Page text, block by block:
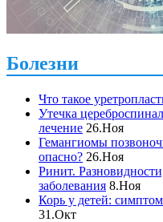
Болезни
Что такое
Утечка
лечение 26.Ноя
Гемангиомы
опасно? 26.Ноя
Ринит.
заболевания 8.Ноя
Корь у детей:
31.Окт